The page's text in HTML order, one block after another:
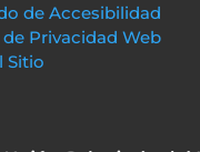
de Accesibilidad
de Privacidad Web
Sitio